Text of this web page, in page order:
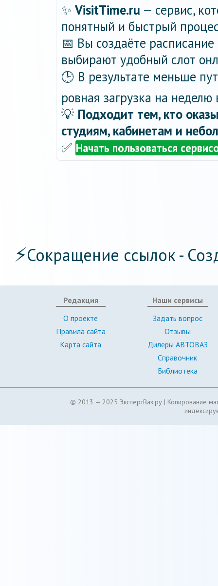
✨ VisitTime.ru — сервис,
понятный и быстрый
📅 Вы создаёте
выбирают удобный слот
🕒 В результате меньше
ровная загрузка на неделю
💡 Подходит тем, кто
студиям, кабинетам и
✅ Начать пользоваться
⚡Сокращение ссылок -
Редакция
О проекте
Правила сайта
Карта сайта
Наши сервисы
Задать вопрос
Отзывы
Дилеры АВТОВАЗ
Справочник
Библиотека
© 2013 — 2025 ЭкспертВаз.ру | Копирование